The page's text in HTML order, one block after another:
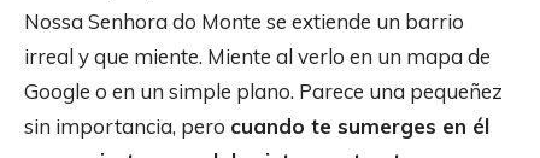
Nossa Senhora do Monte se extiende un barrio
irreal y que miente. Miente al verlo en un mapa de
Google o en un simple plano. Parece una pequeñez
sin importancia, pero cuando te sumerges en él